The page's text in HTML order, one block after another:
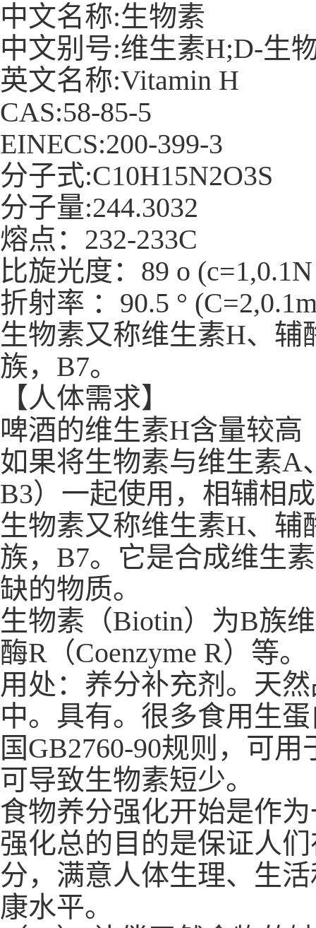
中文名称:生物素
中文别号:维生素H;D-生
英文名称:Vitamin H
CAS:58-85-5
EINECS:200-399-3
分子式:C10H15N2O3S
分子量:244.3032
熔点：232-233C
比旋光度：89 o
折射率 ：90.5 °
生物素又称维生素H、
族，B7。
【人体需求】
啤酒的维生素H含量较高
如果将生物素与维生素A
B3）一起使用，相辅相
生物素又称维生素H、
族，B7。它是合成维生
缺的物质。
生物素（Biotin）为B族
酶R（Coenzyme R）等。
用处：养分补充剂。天
中。具有。很多食用生
国GB2760-90规则，可
可导致生物素短少。
食物养分强化开始是作
强化总的目的是保证人
分，满意人体生理、生
康水平。